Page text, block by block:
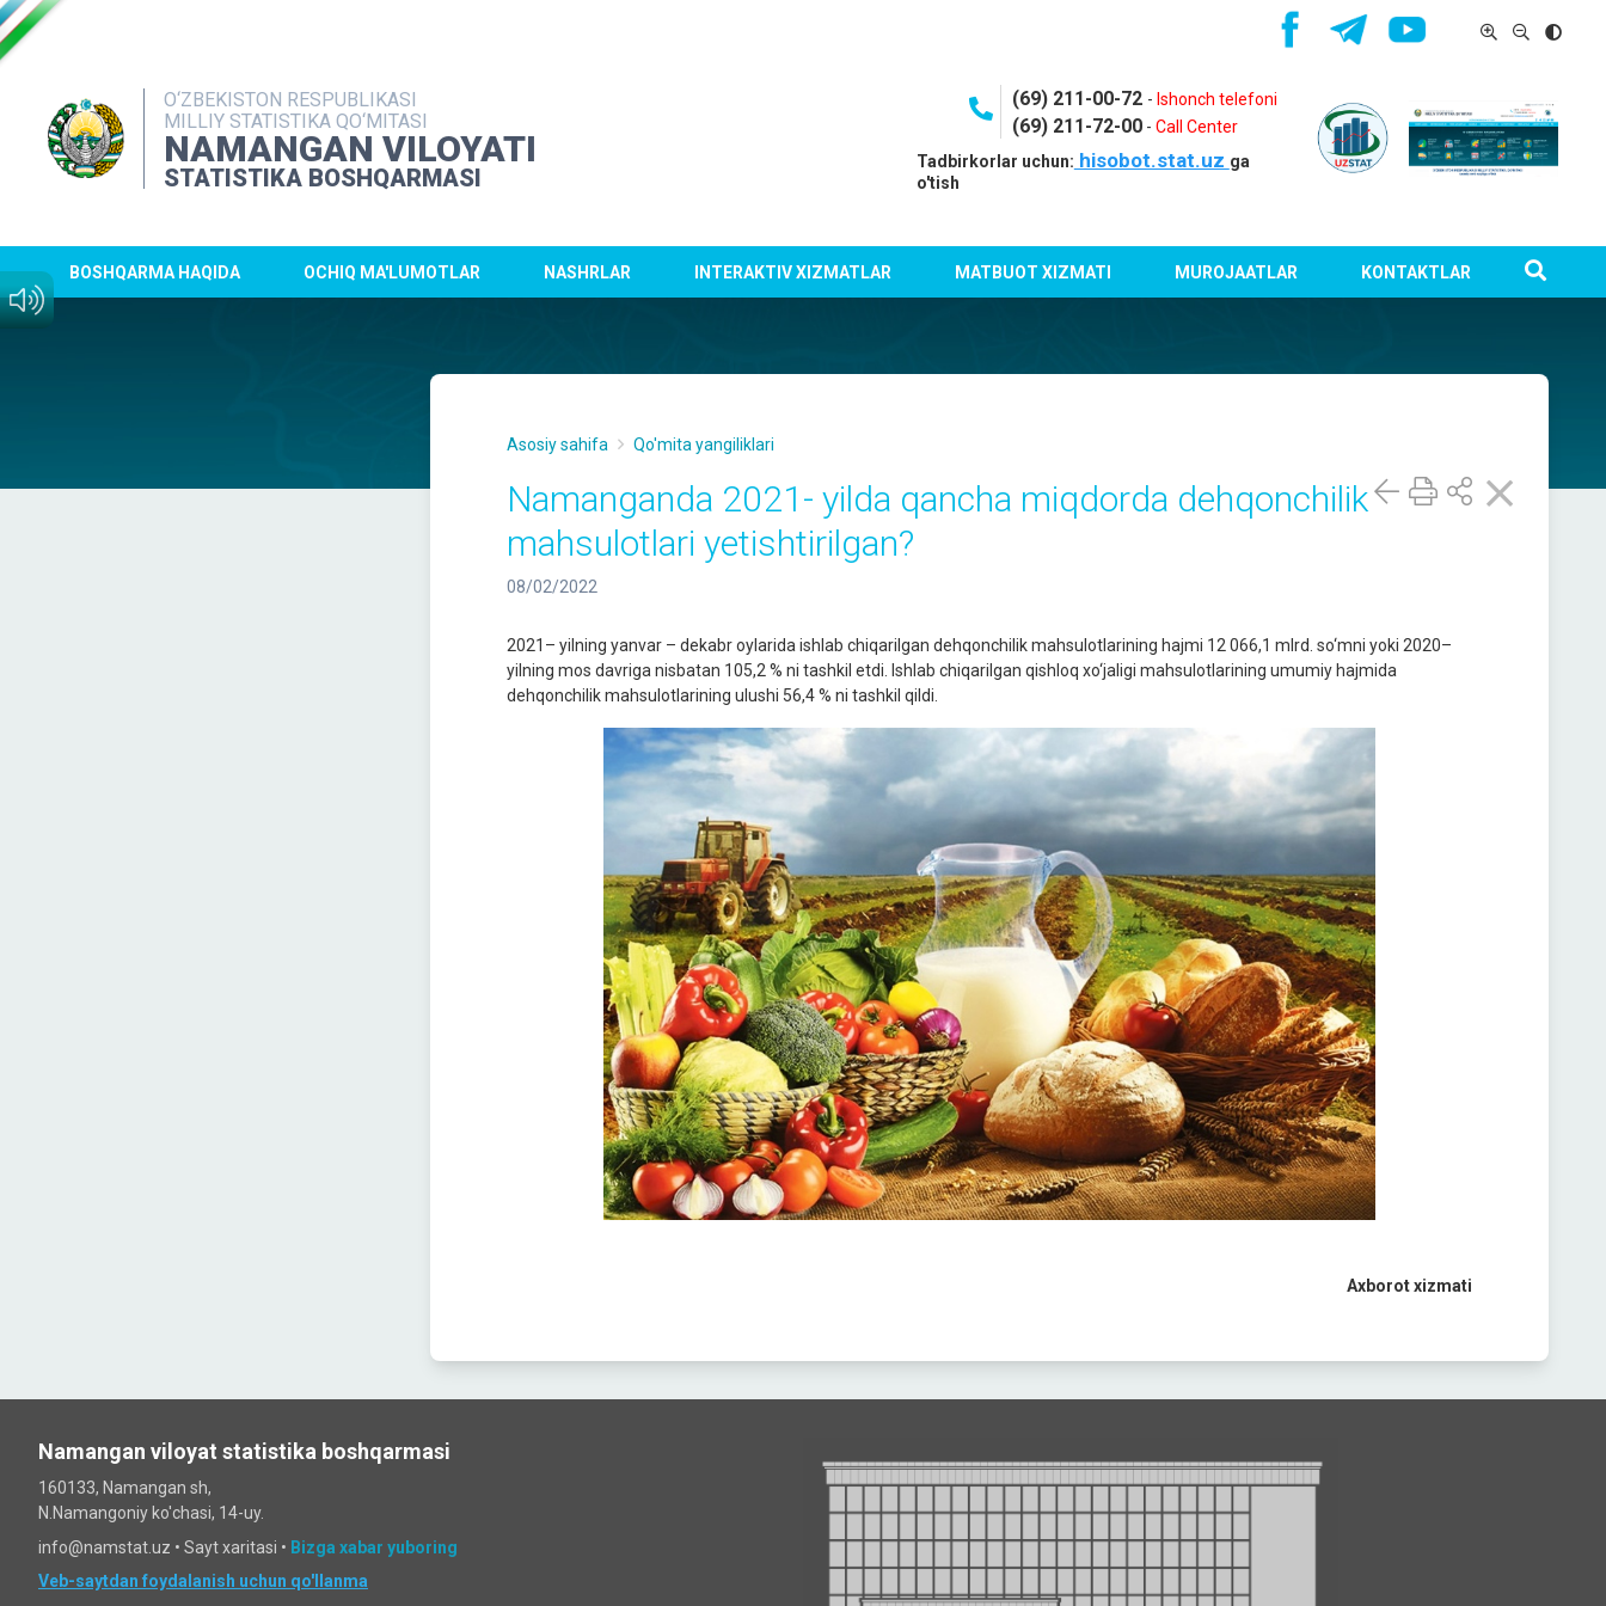
O‘ZBEKISTON RESPUBLIKASI
MILLIY STATISTIKA QO‘MITASI
NAMANGAN VILOYATI
STATISTIKA BOSHQARMASI
(69) 211-00-72 - Ishonch telefoni
(69) 211-72-00- Call Center
Tadbirkorlar uchun: hisobot.stat.uz ga
o'tish
BOSHQARMA HAQIDA OCHIQ MA'LUMOTLAR NASHRLAR INTERAKTIV XIZMATLAR MATBUOT XIZMATI MUROJAATLAR KONTAKTLAR
Asosiy sahifa Qo'mita yangiliklari
Namanganda 2021- yilda qancha miqdorda dehqonchilik
mahsulotlari yetishtirilgan?
08/02/2022
2021– yilning yanvar – dekabr oylarida ishlab chiqarilgan dehqonchilik mahsulotlarining hajmi 12 066,1 mlrd. so‘mni yoki 2020–
yilning mos davriga nisbatan 105,2 % ni tashkil etdi. Ishlab chiqarilgan qishloq xo‘jaligi mahsulotlarining umumiy hajmida
dehqonchilik mahsulotlarining ulushi 56,4 % ni tashkil qildi.
Axborot xizmati
Namangan viloyat statistika boshqarmasi
160133, Namangan sh,
N.Namangoniy ko'chasi, 14-uy.
info@namstat.uz • Sayt xaritasi • Bizga xabar yuboring
Veb-saytdan foydalanish uchun qo'llanma